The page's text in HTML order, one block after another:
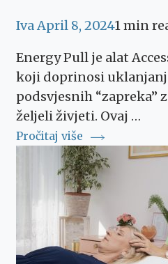
IvaApril 8, 20241 min
Energy Pull je alat
koji doprinosi
podsvjesnih “zapreka”
željeli živjeti. Ovaj …
Pročitaj više